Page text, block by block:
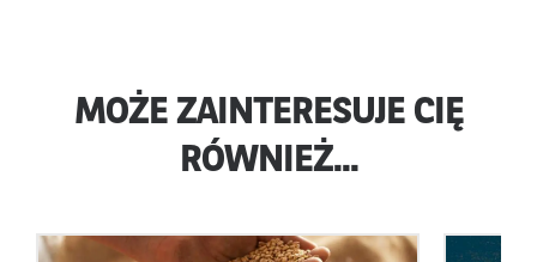
MOŻE ZAINTERESUJE CIĘ
RÓWNIEŻ...